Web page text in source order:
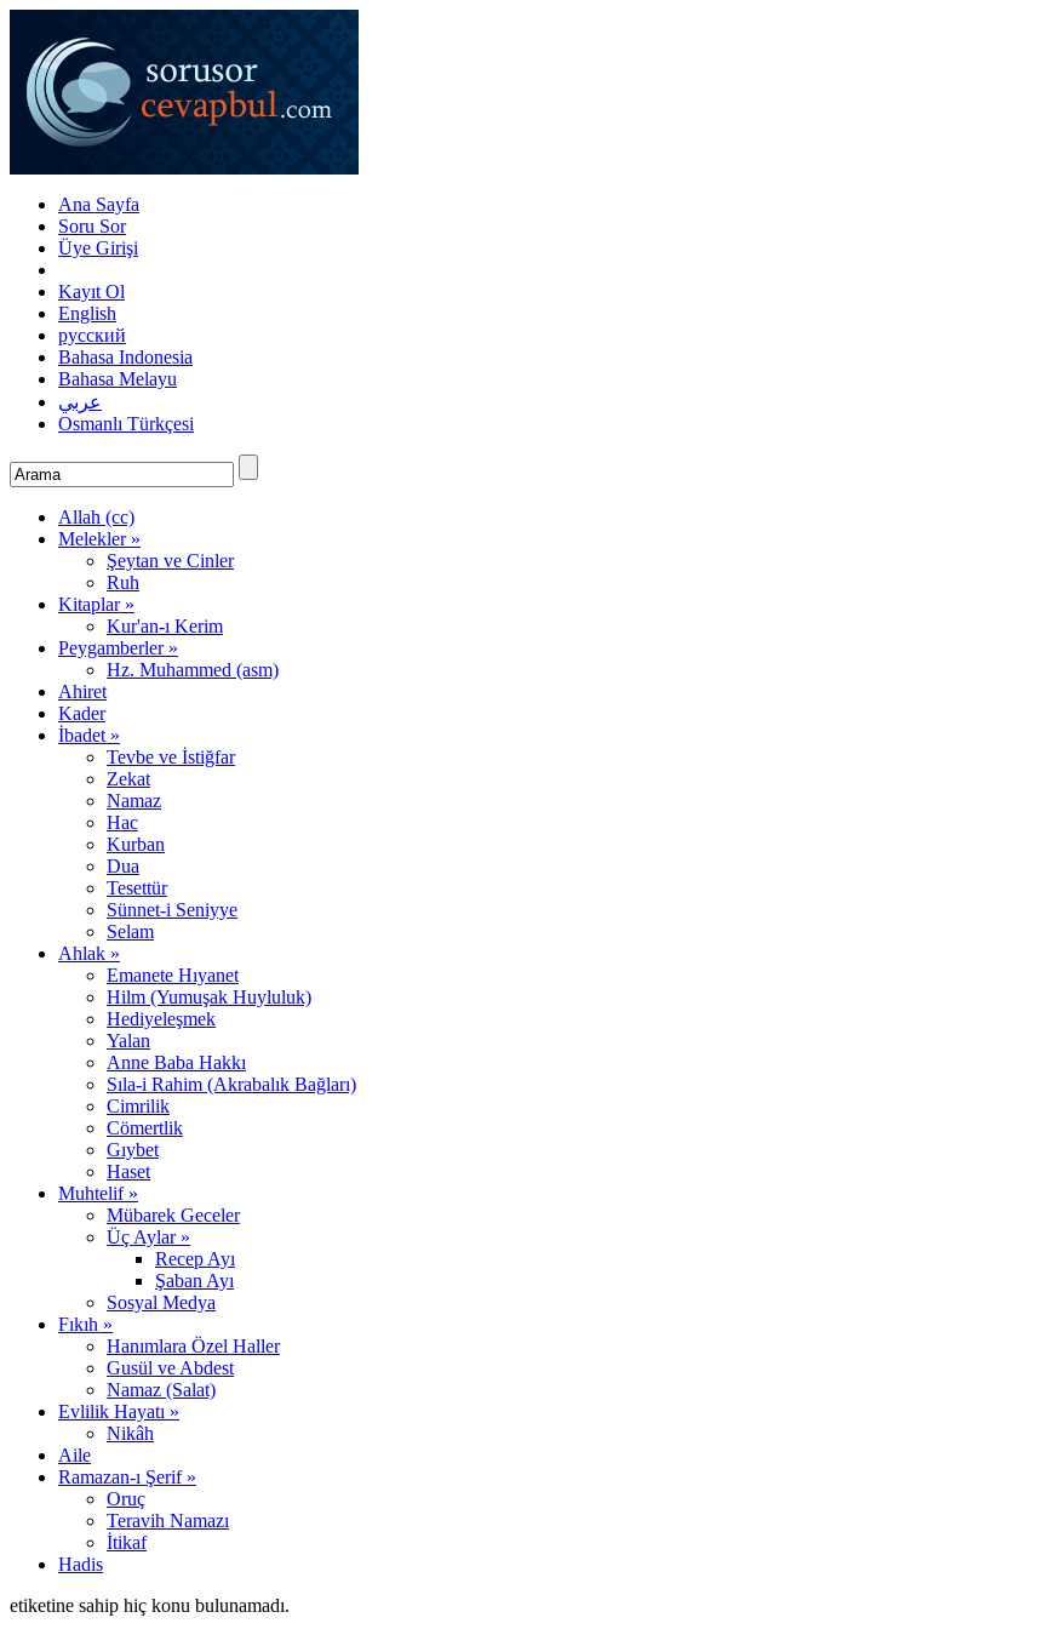
Ana Sayfa
Soru Sor
Üye Girişi
Kayıt Ol
English
русский
Bahasa Indonesia
Bahasa Melayu
عربي
Osmanlı Türkçesi
Allah (cc)
Melekler »
Şeytan ve Cinler
Ruh
Kitaplar »
Kur'an-ı Kerim
Peygamberler »
Hz. Muhammed (asm)
Ahiret
Kader
İbadet »
Tevbe ve İstiğfar
Zekat
Namaz
Hac
Kurban
Dua
Tesettür
Sünnet-i Seniyye
Selam
Ahlak »
Emanete Hıyanet
Hilm (Yumuşak Huyluluk)
Hediyeleşmek
Yalan
Anne Baba Hakkı
Sıla-i Rahim (Akrabalık Bağları)
Cimrilik
Cömertlik
Gıybet
Haset
Muhtelif »
Mübarek Geceler
Üç Aylar »
Recep Ayı
Şaban Ayı
Sosyal Medya
Fıkıh »
Hanımlara Özel Haller
Gusül ve Abdest
Namaz (Salat)
Evlilik Hayatı »
Nikâh
Aile
Ramazan-ı Şerif »
Oruç
Teravih Namazı
İtikaf
Hadis
etiketine sahip hiç konu bulunamadı.